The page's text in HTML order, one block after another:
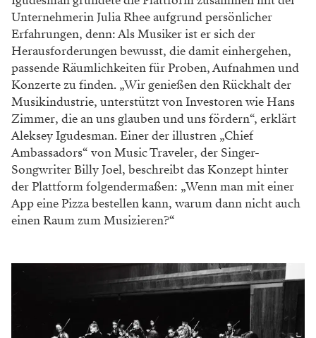
Muzikon. Das Schime Jazz Ensemble zählt zu den
führenden in der europäischen Jazzszene, während das
Kammerorchester Muzikon als aufstrebendes
multimediales Kunstensemble herausragt. Die
Premiere dieses kreativen Projekts fand Ende 2020 in
der renommierten Kolarac Endowment in Belgrad
statt.
Wer sich die zauberhaften Klänge von Schime &
Muzikon mit Nachhause nehmen möchte, kann dies
mit ihrem Debüt-Album „Melange“ tun. Das Album ist
eine Hommage an die Anfänge dieses Projekts und
enthält drei Titel, die damals bei der Premiere gespielt
wurden, sowie drei Titel, die das Ensemble beim
hierangehört werden.
Über Music Traveler